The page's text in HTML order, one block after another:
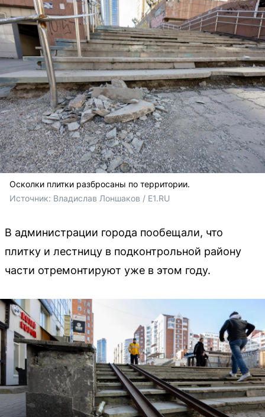
Осколки плитки разбросаны по территории.
Источник: Владислав Лоншаков / E1.RU
В администрации города пообещали, что
плитку и лестницу в подконтрольной району
части отремонтируют уже в этом году.